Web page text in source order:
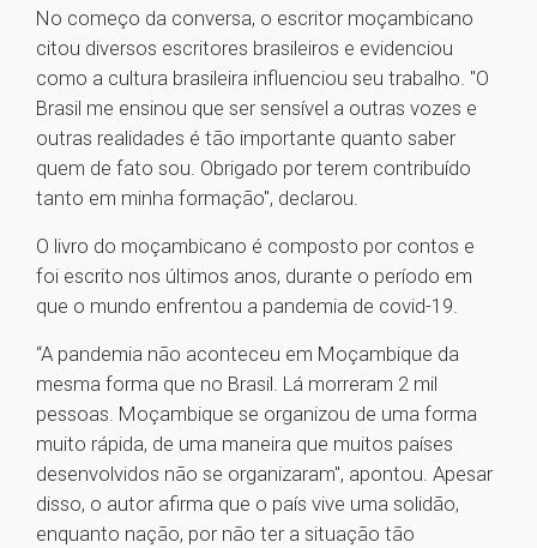
No começo da conversa, o escritor moçambicano
citou diversos escritores brasileiros e evidenciou
como a cultura brasileira influenciou seu trabalho. "O
Brasil me ensinou que ser sensível a outras vozes e
outras realidades é tão importante quanto saber
quem de fato sou. Obrigado por terem contribuído
tanto em minha formação", declarou.
O livro do moçambicano é composto por contos e
foi escrito nos últimos anos, durante o período em
que o mundo enfrentou a pandemia de covid-19.
“A pandemia não aconteceu em Moçambique da
mesma forma que no Brasil. Lá morreram 2 mil
pessoas. Moçambique se organizou de uma forma
muito rápida, de uma maneira que muitos países
desenvolvidos não se organizaram", apontou. Apesar
disso, o autor afirma que o país vive uma solidão,
enquanto nação, por não ter a situação tão